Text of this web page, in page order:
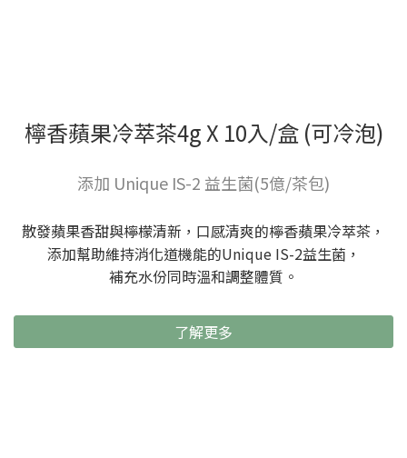
檸香蘋果冷萃茶4g X 10入/盒 (可冷泡)
添加 Unique IS-2 益生菌(5億/茶包)
散發蘋果香甜與檸檬清新，口感清爽的檸香蘋果冷萃茶，
添加幫助維持消化道機能的Unique IS-2益生菌，
補充水份同時溫和調整體質。
了解更多